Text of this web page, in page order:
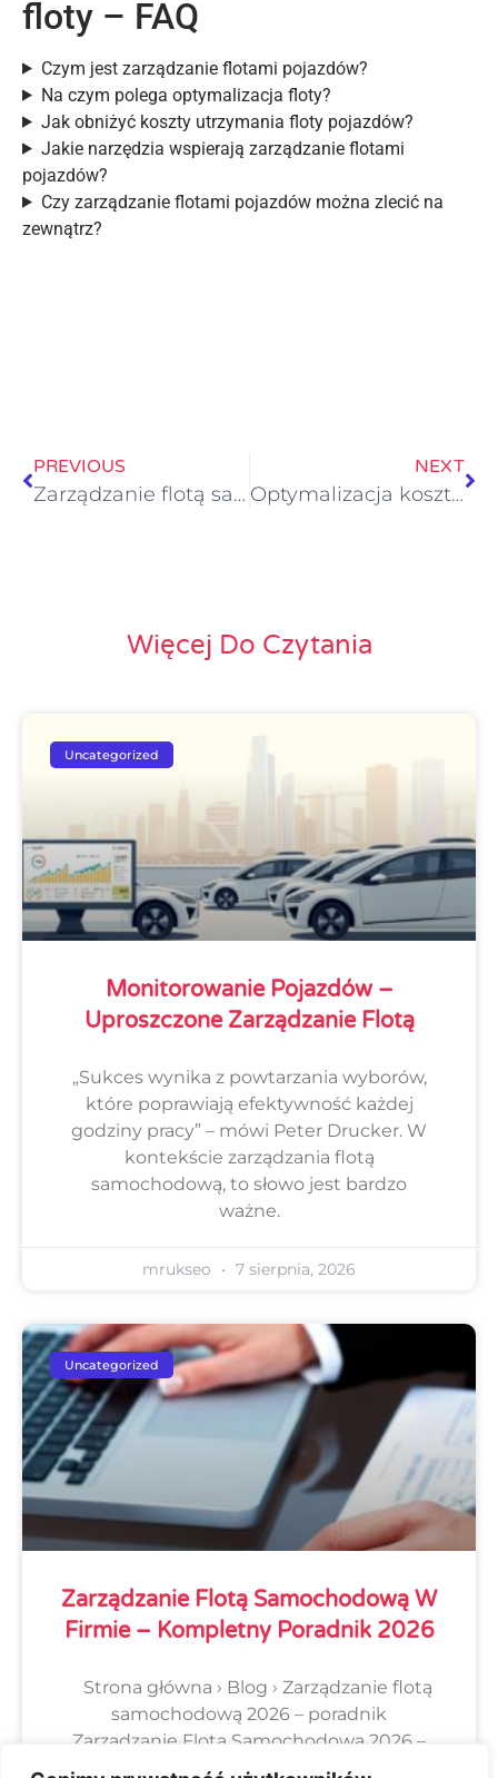
floty – FAQ
Czym jest zarządzanie flotami pojazdów?
Na czym polega optymalizacja floty?
Jak obniżyć koszty utrzymania floty pojazdów?
Jakie narzędzia wspierają zarządzanie flotami
pojazdów?
Czy zarządzanie flotami pojazdów można zlecić na
zewnątrz?
PREVIOUS
Zarządzanie flotą samochodową – Dedykowane Rozwiązania dla Firm
NEXT
Optymalizacja kosztów dzięki zarządzaniu flotą
Więcej Do Czytania
Uncategorized
Monitorowanie Pojazdów –
Uproszczone Zarządzanie Flotą
„Sukces wynika z powtarzania wyborów,
które poprawiają efektywność każdej
godziny pracy” – mówi Peter Drucker. W
kontekście zarządzania flotą
samochodową, to słowo jest bardzo
ważne.
mrukseo 7 sierpnia, 2026
Uncategorized
Zarządzanie Flotą Samochodową W
Firmie – Kompletny Poradnik 2026
Strona główna › Blog › Zarządzanie flotą
samochodową 2026 – poradnik
Zarządzanie Flotą Samochodową 2026 –
Kompletny Poradnik dla Firm 28 kwietnia